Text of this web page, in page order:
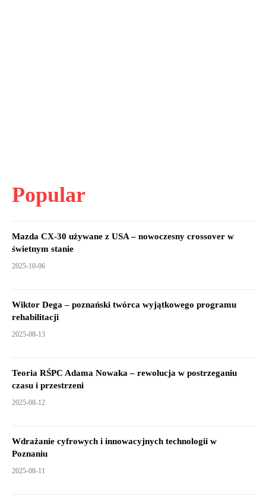
Popular
Mazda CX-30 używane z USA – nowoczesny crossover w
świetnym stanie
2025-10-06
Wiktor Dega – poznański twórca wyjątkowego programu
rehabilitacji
2025-08-13
Teoria RŚPC Adama Nowaka – rewolucja w postrzeganiu
czasu i przestrzeni
2025-08-12
Wdrażanie cyfrowych i innowacyjnych technologii w
Poznaniu
2025-08-11